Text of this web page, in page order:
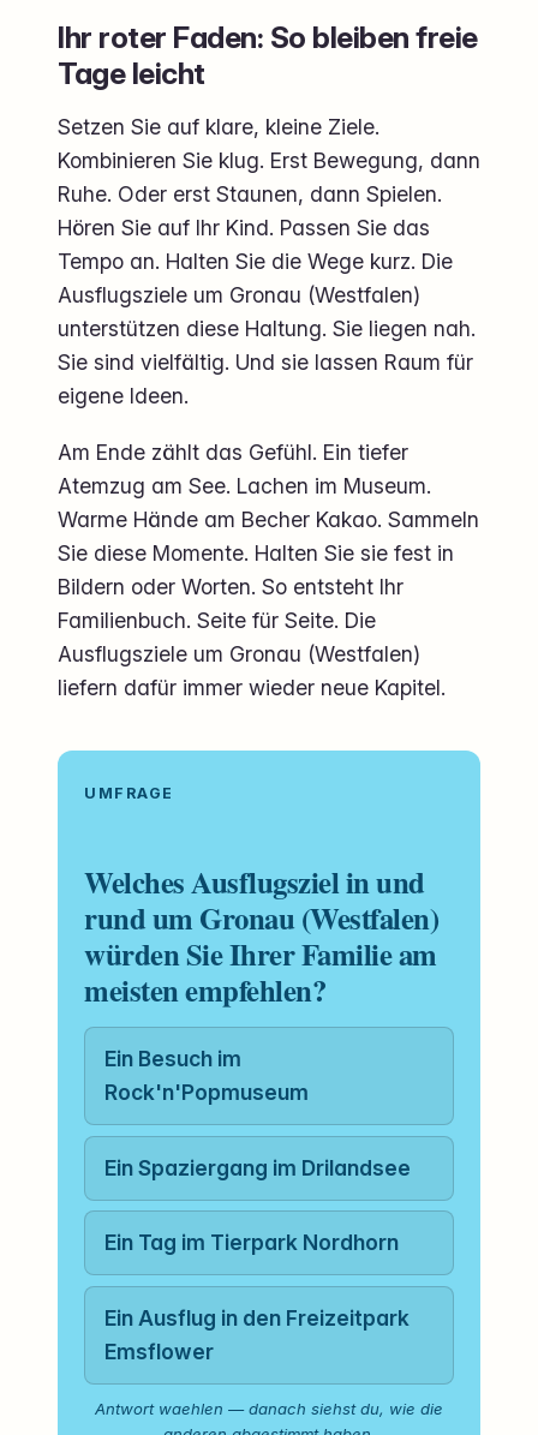
Ihr roter Faden: So bleiben freie
Tage leicht
Setzen Sie auf klare, kleine Ziele.
Kombinieren Sie klug. Erst Bewegung, dann
Ruhe. Oder erst Staunen, dann Spielen.
Hören Sie auf Ihr Kind. Passen Sie das
Tempo an. Halten Sie die Wege kurz. Die
Ausflugsziele um Gronau (Westfalen)
unterstützen diese Haltung. Sie liegen nah.
Sie sind vielfältig. Und sie lassen Raum für
eigene Ideen.
Am Ende zählt das Gefühl. Ein tiefer
Atemzug am See. Lachen im Museum.
Warme Hände am Becher Kakao. Sammeln
Sie diese Momente. Halten Sie sie fest in
Bildern oder Worten. So entsteht Ihr
Familienbuch. Seite für Seite. Die
Ausflugsziele um Gronau (Westfalen)
liefern dafür immer wieder neue Kapitel.
UMFRAGE
Welches Ausflugsziel in und
rund um Gronau (Westfalen)
würden Sie Ihrer Familie am
meisten empfehlen?
Ein Besuch im
Rock'n'Popmuseum
Ein Spaziergang im Drilandsee
Ein Tag im Tierpark Nordhorn
Ein Ausflug in den Freizeitpark
Emsflower
Antwort waehlen — danach siehst du, wie die